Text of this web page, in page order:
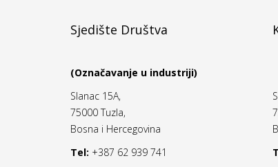
Sjedište Društva
(Označavanje u industriji)
Slanac 15A,
75000 Tuzla,
Bosna i Hercegovina
Tel: +387 62 939 741